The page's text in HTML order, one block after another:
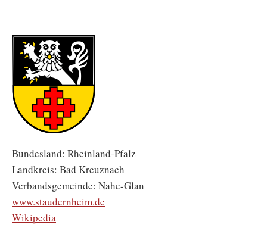
Bundesland: Rheinland-Pfalz
Landkreis: Bad Kreuznach
Verbandsgemeinde: Nahe-Glan
www.staudernheim.de
Wikipedia